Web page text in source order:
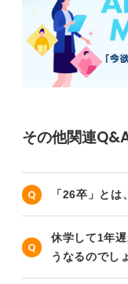
その他関連
「26卒」と
休学して1年
うなるのでし